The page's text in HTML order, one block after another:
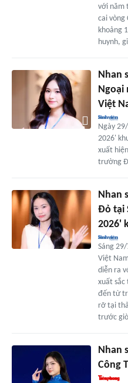
với năm
cai vòng
khoảng
huynh,
Nhan
Ngoại
Việt
Ngày
2026'
xuất
trường
Nhan
Đỏ tại
2026'
Sáng
Việt
diễn ra
xuất sắc
đến từ
rỡ tại
trước
Nhan
Công